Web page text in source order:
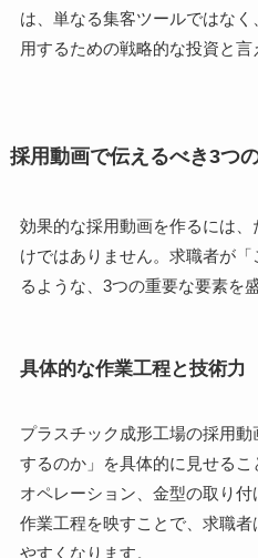
は、単なる集客ツールではな
用するための戦略的な投資と言
採用動画で伝えるべき3つ
効果的な採用動画を作るには
けではありません。求職者が
るような、3つの重要な要素を
具体的な作業工程と技術力
プラスチック成形工場の採用
するのか」を具体的に見せる
オペレーション、金型の取り
作業工程を映すことで、求職
やすくなります。